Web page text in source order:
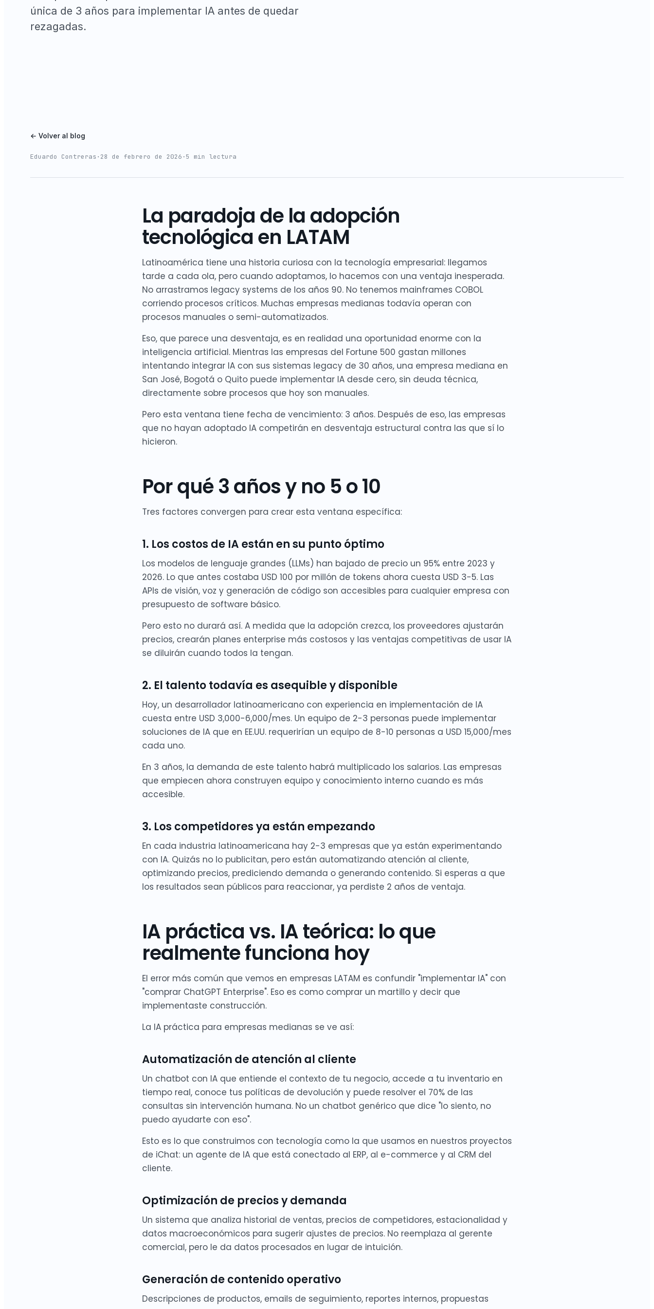
única de 3 años para implementar IA antes de quedar
rezagadas.
← Volver al blog
Eduardo Contreras · 28 de febrero de 2026 ·5 min lectura
La paradoja de la adopción
tecnológica en LATAM
Latinoamérica tiene una historia curiosa con la tecnología empresarial: llegamos
tarde a cada ola, pero cuando adoptamos, lo hacemos con una ventaja inesperada.
No arrastramos legacy systems de los años 90. No tenemos mainframes COBOL
corriendo procesos críticos. Muchas empresas medianas todavía operan con
procesos manuales o semi-automatizados.
Eso, que parece una desventaja, es en realidad una oportunidad enorme con la
inteligencia artificial. Mientras las empresas del Fortune 500 gastan millones
intentando integrar IA con sus sistemas legacy de 30 años, una empresa mediana en
San José, Bogotá o Quito puede implementar IA desde cero, sin deuda técnica,
directamente sobre procesos que hoy son manuales.
Pero esta ventana tiene fecha de vencimiento: 3 años. Después de eso, las empresas
que no hayan adoptado IA competirán en desventaja estructural contra las que sí lo
hicieron.
Por qué 3 años y no 5 o 10
Tres factores convergen para crear esta ventana específica:
1. Los costos de IA están en su punto óptimo
Los modelos de lenguaje grandes (LLMs) han bajado de precio un 95% entre 2023 y
2026. Lo que antes costaba USD 100 por millón de tokens ahora cuesta USD 3-5. Las
APIs de visión, voz y generación de código son accesibles para cualquier empresa con
presupuesto de software básico.
Pero esto no durará así. A medida que la adopción crezca, los proveedores ajustarán
precios, crearán planes enterprise más costosos y las ventajas competitivas de usar IA
se diluirán cuando todos la tengan.
2. El talento todavía es asequible y disponible
Hoy, un desarrollador latinoamericano con experiencia en implementación de IA
cuesta entre USD 3,000-6,000/mes. Un equipo de 2-3 personas puede implementar
soluciones de IA que en EE.UU. requerirían un equipo de 8-10 personas a USD 15,000/mes
cada uno.
En 3 años, la demanda de este talento habrá multiplicado los salarios. Las empresas
que empiecen ahora construyen equipo y conocimiento interno cuando es más
accesible.
3. Los competidores ya están empezando
En cada industria latinoamericana hay 2-3 empresas que ya están experimentando
con IA. Quizás no lo publicitan, pero están automatizando atención al cliente,
optimizando precios, prediciendo demanda o generando contenido. Si esperas a que
los resultados sean públicos para reaccionar, ya perdiste 2 años de ventaja.
IA práctica vs. IA teórica: lo que
realmente funciona hoy
El error más común que vemos en empresas LATAM es confundir "implementar IA" con
"comprar ChatGPT Enterprise". Eso es como comprar un martillo y decir que
implementaste construcción.
La IA práctica para empresas medianas se ve así:
Automatización de atención al cliente
Un chatbot con IA que entiende el contexto de tu negocio, accede a tu inventario en
tiempo real, conoce tus políticas de devolución y puede resolver el 70% de las
consultas sin intervención humana. No un chatbot genérico que dice "lo siento, no
puedo ayudarte con eso".
Esto es lo que construimos con tecnología como la que usamos en nuestros proyectos
de iChat: un agente de IA que está conectado al ERP, al e-commerce y al CRM del
cliente.
Optimización de precios y demanda
Un sistema que analiza historial de ventas, precios de competidores, estacionalidad y
datos macroeconómicos para sugerir ajustes de precios. No reemplaza al gerente
comercial, pero le da datos procesados en lugar de intuición.
Generación de contenido operativo
Descripciones de productos, emails de seguimiento, reportes internos, propuestas